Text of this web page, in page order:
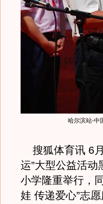
哈尔滨站-中
搜狐体育讯 6
运”大型公益活
小学隆重举行，
娃 传递爱心”志